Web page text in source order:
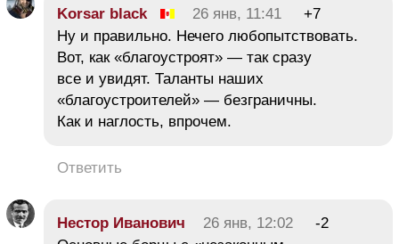
Korsar black 26 янв, 11:41
+7
Ну и правильно. Нечего любопытствовать.
Вот, как «благоустроят» — так сразу
все и увидят. Таланты наших
«благоустроителей» — безграничны.
Как и наглость, впрочем.
Ответить
Нестор Иванович 26 янв, 12:02
-2